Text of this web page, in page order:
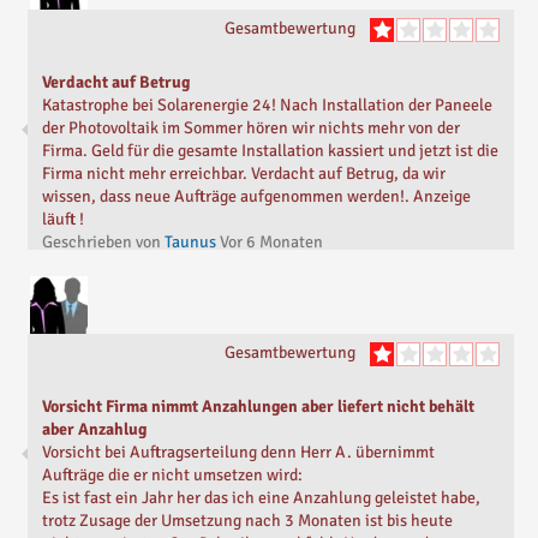
Seitdem warte ich jedoch vergeblich auf die Rückerstattung
meiner geleisteten Anzahlung.
Nachrichten erfolgt – wenn überhaupt – nur sporadisch eine
Antwort, meist verbunden mit neuen Zahlungszusagen und
Fristen, die anschließend wieder nicht eingehalten wurden.
Trotz mehrfacher Ankündigungen ist bis heute keine
Rückzahlung erfolgt.
Warten ist für mich inzwischen keine Option mehr, weshalb ich
nun weitere Schritte einleiten werde.
Ich veröffentliche diese Bewertung, um meine Erfahrungen
Sollte sich der Sachverhalt klären und eine Rückzahlung
erfolgen, werde ich diese Bewertung entsprechend
aktualisieren.
Vor6 Monaten
Gesamtbewertung
Verdacht auf Betrug
Katastrophe bei Solarenergie 24! Nach Installation der Paneele
der Photovoltaik im Sommer hören wir nichts mehr von der
Firma. Geld für die gesamte Installation kassiert und jetzt ist die
Firma nicht mehr erreichbar. Verdacht auf Betrug, da wir
wissen, dass neue Aufträge aufgenommen werden!. Anzeige
läuft !
Geschrieben von TaunusVor 6 Monaten
Gesamtbewertung
Vorsicht Firma nimmt Anzahlungen aber liefert nicht behält
aber Anzahlug
Vorsicht bei Auftragserteilung denn Herr A. übernimmt
Aufträge die er nicht umsetzen wird:
Es ist fast ein Jahr her das ich eine Anzahlung geleistet habe,
trotz Zusage der Umsetzung nach 3 Monaten ist bis heute